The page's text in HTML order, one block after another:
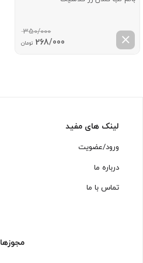
350/000
قیمت
268/000 تومانقیمت
لینک های مفید
ورود/عضویت
درباره ما
تماس با ما
مجوزها